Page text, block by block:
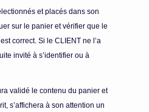
et placés dans son
sur le panier et vérifier que le
correct. Si le CLIENT ne l’a
invité à s’identifier ou à
validé le contenu du panier et
s’affichera à son attention un